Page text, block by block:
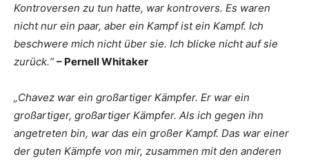
Kontroversen zu tun hatte, war kontrovers. Es waren
nicht nur ein paar, aber ein Kampf ist ein Kampf. Ich
beschwere mich nicht über sie. Ich blicke nicht auf sie
zurück.“ – Pernell Whitaker
„Chavez war ein großartiger Kämpfer. Er war ein
großartiger, großartiger Kämpfer. Als ich gegen ihn
angetreten bin, war das ein großer Kampf. Das war einer
der guten Kämpfe von mir, zusammen mit den anderen